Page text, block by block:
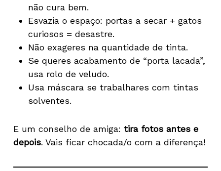
não cura bem.
Esvazia o espaço: portas a secar + gatos
curiosos = desastre.
Não exageres na quantidade de tinta.
Se queres acabamento de “porta lacada”,
usa rolo de veludo.
Usa máscara se trabalhares com tintas
solventes.
E um conselho de amiga: tira fotos antes e
depois. Vais ficar chocada/o com a diferença!